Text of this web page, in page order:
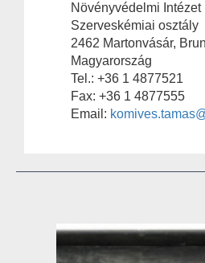
Növényvédelmi Intézet
Szerveskémiai osztály
2462 Martonvásár,
Magyarország
Tel.: +36 1 4877521
Fax: +36 1 4877555
Email: